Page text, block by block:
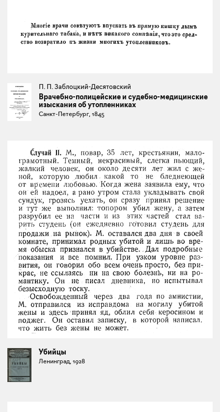
П. П. Заблоцкий-Десятовский
Врачебно-полицейские и судебно-медицинские
изыскания об утопленниках
Санкт-Петербург, 1845
Убийцы
Ленинград, 1928